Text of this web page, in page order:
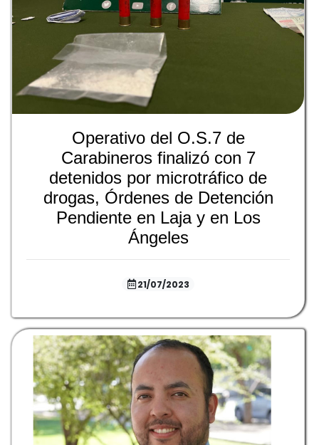
Operativo del O.S.7 de
Carabineros finalizó con 7
detenidos por microtráfico de
drogas, Órdenes de Detención
Pendiente en Laja y en Los
Ángeles
21/07/2023